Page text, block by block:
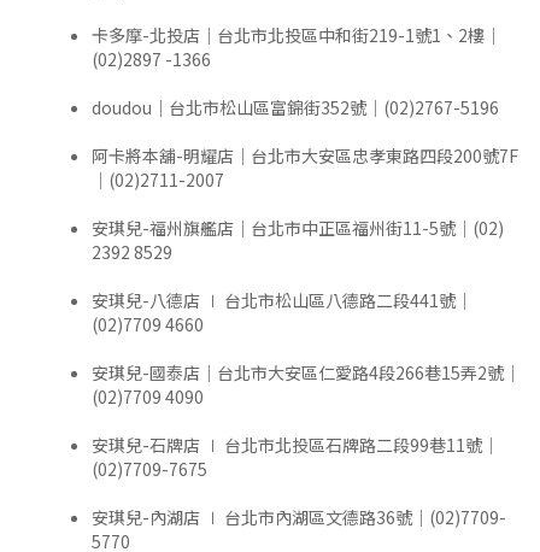
卡多摩-北投店｜台北市北投區中和街219-1號1、2樓｜
(02)2897 -1366
doudou｜台北市松山區富錦街352號｜(02)2767-5196
阿卡將本舖-明耀店｜台北市大安區忠孝東路四段200號7F
｜(02)2711-2007
安琪兒-福州旗艦店｜台北市中正區福州街11-5號｜(02)
2392 8529
安琪兒-八德店 ∣ 台北市松山區八德路二段441號｜
(02)7709 4660
安琪兒-國泰店｜台北市大安區仁愛路4段266巷15弄2號｜
(02)7709 4090
安琪兒-石牌店 ∣ 台北市北投區石牌路二段99巷11號｜
(02)7709-7675
安琪兒-內湖店 ∣ 台北市內湖區文德路36號｜(02)7709-
5770